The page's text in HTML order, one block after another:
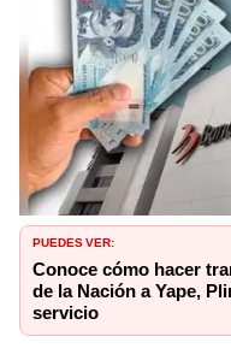
PUEDES VER:
Conoce cómo hacer
de la Nación a Yape,
servicio